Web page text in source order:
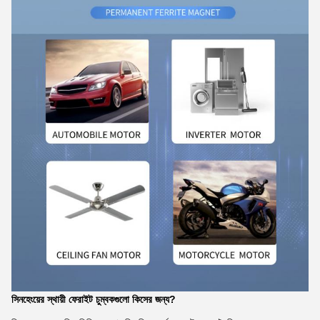
সিনহেংয়ের স্থায়ী ফেরাইট চুম্বকগুলো কিসের জন্য?